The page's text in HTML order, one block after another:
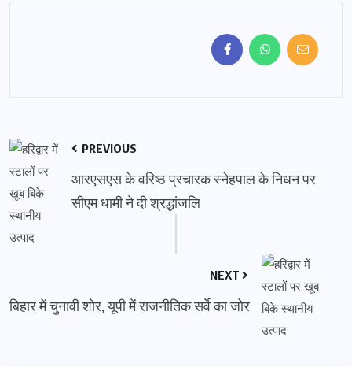
PREVIOUS
आरएसएस के वरिष्ठ प्रचारक स्नेहपाल के निधन पर
सीएम धामी ने दी श्रद्धांजलि
NEXT
बिहार में चुनावी शोर, यूपी में राजनीतिक सर्वे का जोर